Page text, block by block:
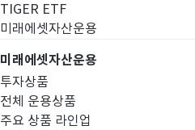
TIGER ETF
미래에셋자산운용
미래에셋자산운용
투자상품
전체 운용상품
주요 상품 라인업